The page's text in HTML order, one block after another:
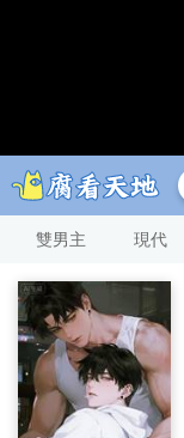
雙男主 現代